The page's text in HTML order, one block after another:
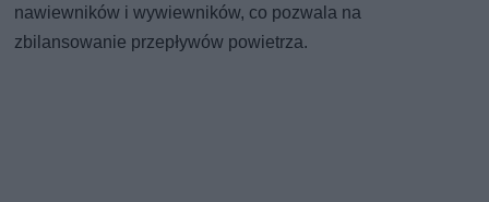
nawiewników i wywiewników, co pozwala na
zbilansowanie przepływów powietrza.